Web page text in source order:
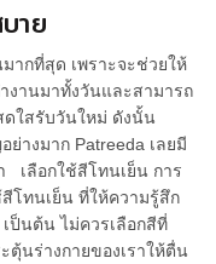
าย
ากที่สุด เพราะจะช่วยให้
งานมาทั้งวันและสามารถ
ใสรับวันใหม่ ดังนั้น
างมาก Patreeda เลยมี
เลือกใช้สีโทนเย็น การ
โทนเย็น ที่ให้ความรู้สึก
ป็นต้น ไม่ควรเลือกสีที่
ตุ้นร่างกายของเราให้ตื่น